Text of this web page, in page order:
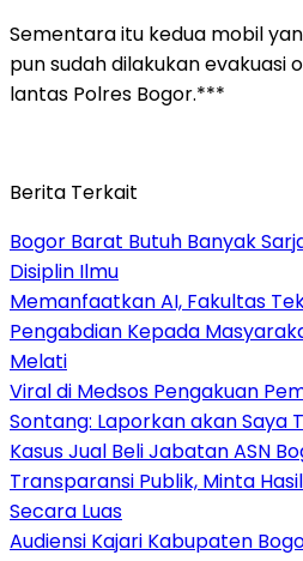
Sementara itu kedua mobil
pun sudah dilakukan evakuasi
lantas Polres Bogor.***
Berita Terkait
Bogor Barat Butuh Banyak
Disiplin Ilmu
Memanfaatkan AI, Fakultas
Pengabdian Kepada
Melati
Viral di Medsos Pengakuan
Sontang: Laporkan akan Saya
Kasus Jual Beli Jabatan ASN
Transparansi Publik, Minta
Secara Luas
Audiensi Kajari Kabupaten